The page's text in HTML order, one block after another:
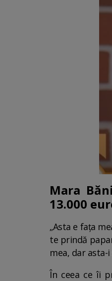
Mara
13.000
„Asta e fața
te prindă
mea, dar asta-
În ceea ce îi